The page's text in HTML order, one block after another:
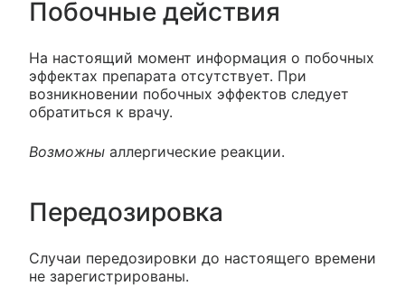
Побочные действия
На настоящий момент информация о побочных
эффектах препарата отсутствует. При
возникновении побочных эффектов следует
обратиться к врачу.
Возможны аллергические реакции.
Передозировка
Случаи передозировки до настоящего времени
не зарегистрированы.